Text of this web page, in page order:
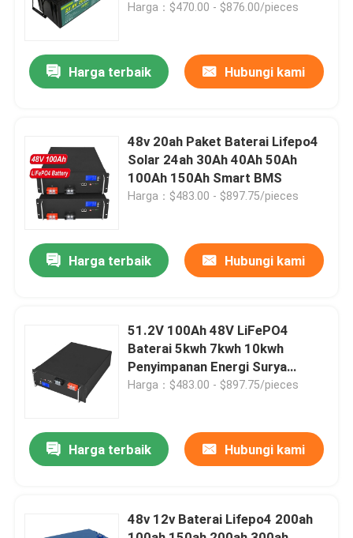
Rumah
Video
Tur Pabrik
Hubungi Kami
Berita
Baterai Rumah Lifepo4
Harga：$470.00 - $876.00/pieces
Harga terbaik Hubungi kami
48v 20ah Paket Baterai Lifepo4
Solar 24ah 30Ah 40Ah 50Ah
100Ah 150Ah Smart BMS
Harga：$483.00 - $897.75/pieces
Harga terbaik Hubungi kami
51.2V 100Ah 48V LiFePO4
Baterai 5kwh 7kwh 10kwh
Penyimpanan Energi Surya
Lithium
Harga：$483.00 - $897.75/pieces
Harga terbaik Hubungi kami
48v 12v Baterai Lifepo4 200ah